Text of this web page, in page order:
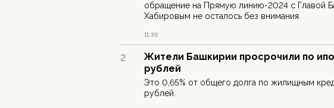
обращение на Прямую линию-2024 с Главой
Хабировым не осталось без внимания.
11:39
2
Жители Башкирии просрочили по
рублей
Это 0,65% от общего долга по жилищным
рублей.